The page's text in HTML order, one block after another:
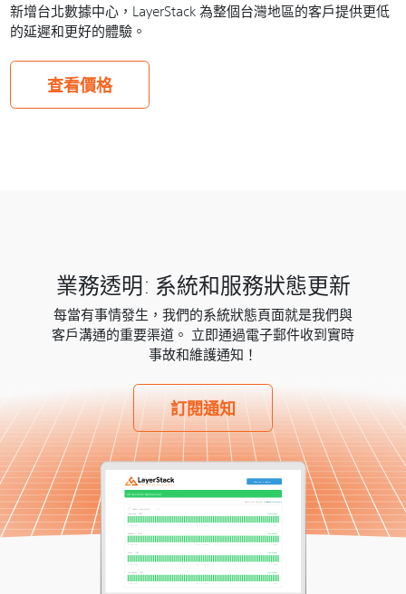
新增台北數據中心，LayerStack 為整個台灣地區的客戶提供更低
的延遲和更好的體驗。
查看價格
業務透明: 系統和服務狀態更新
每當有事情發生，我們的系統狀態頁面就是我們與
客戶溝通的重要渠道。 立即通過電子郵件收到實時
事故和維護通知！
訂閱通知